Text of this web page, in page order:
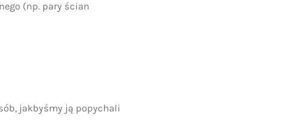
(np. pary ścian
jakbyśmy ją popychali